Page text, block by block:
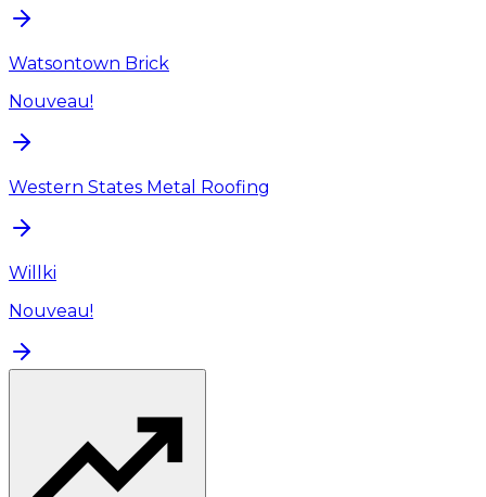
Watsontown Brick
Nouveau!
Western States Metal Roofing
Willki
Nouveau!